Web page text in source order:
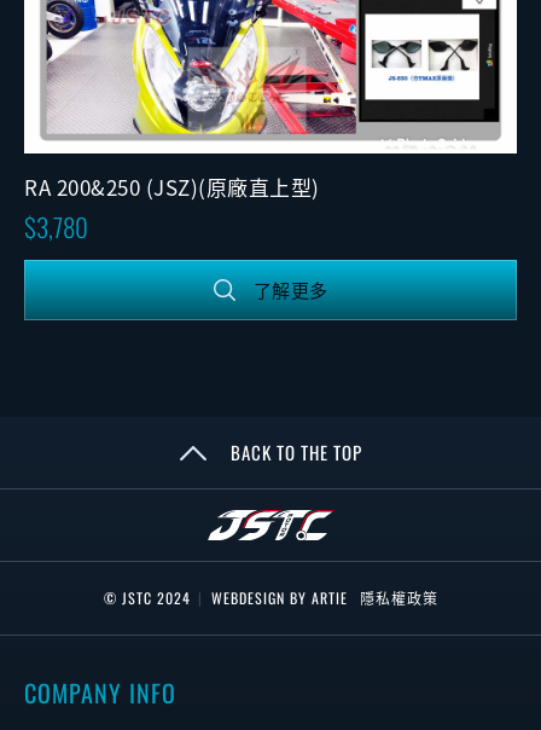
RA 200&250 (JSZ)(原廠直上型)
3,780
了解更多
BACK TO THE TOP
© JSTC 2024 | WEBDESIGN BY ARTIE 隱私權政策
COMPANY INFO